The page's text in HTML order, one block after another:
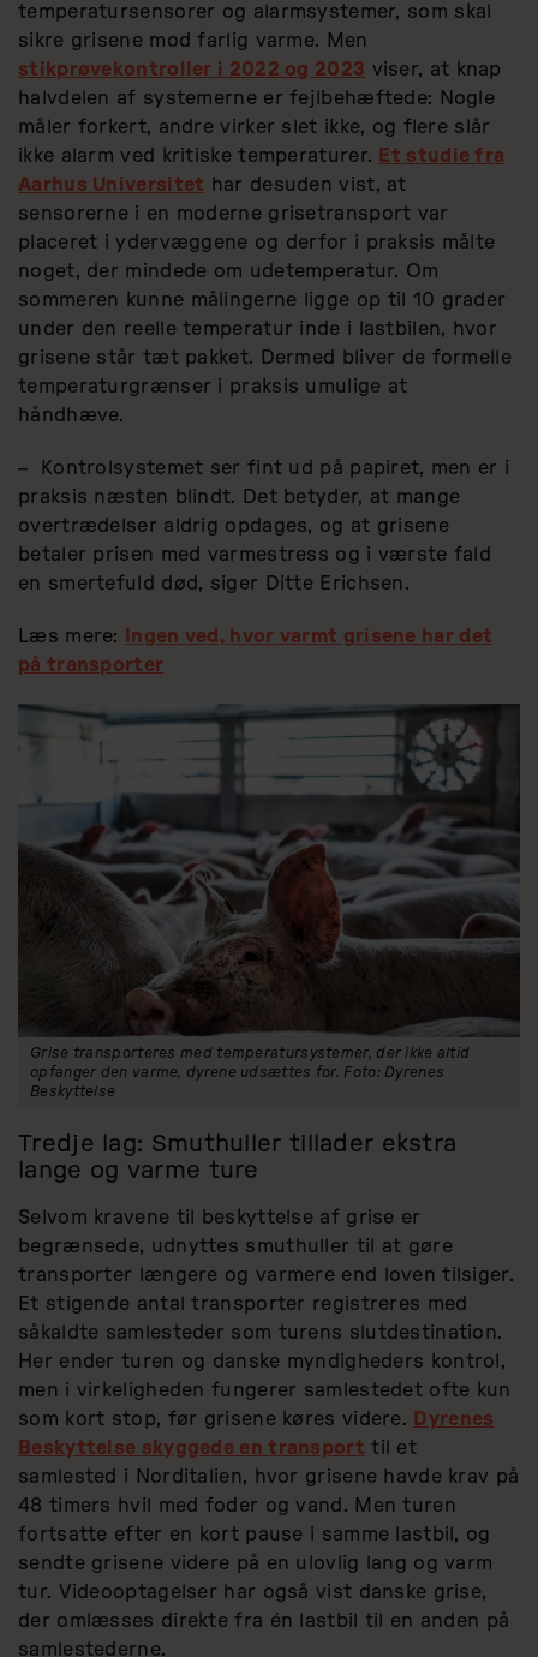
temperatursensorer og alarmsystemer, som skal
sikre grisene mod farlig varme. Men
stikprøvekontroller i 2022 og 2023 viser, at knap
halvdelen af systemerne er fejlbehæftede: Nogle
måler forkert, andre virker slet ikke, og flere slår
ikke alarm ved kritiske temperaturer.
Et studie fra
Aarhus Universitet har desuden vist, at
sensorerne i en moderne grisetransport var
placeret i ydervæggene og derfor i praksis målte
noget, der mindede om udetemperatur. Om
sommeren kunne målingerne ligge op til 10 grader
under den reelle temperatur inde i lastbilen, hvor
grisene står tæt pakket. Dermed bliver de formelle
temperaturgrænser i praksis umulige at
håndhæve.
– Kontrolsystemet ser fint ud på papiret, men er i
praksis næsten blindt. Det betyder, at mange
overtrædelser aldrig opdages, og at grisene
betaler prisen med varmestress og i værste fald
en smertefuld død, siger Ditte Erichsen.
Læs mere:
Ingen ved, hvor varmt grisene har det
på transporter
Grise transporteres med temperatursystemer, der ikke altid
opfanger den varme, dyrene udsættes for. Foto: Dyrenes
Beskyttelse
Tredje lag: Smuthuller tillader ekstra
lange og varme ture
Selvom kravene til beskyttelse af grise er
begrænsede, udnyttes smuthuller til at gøre
transporter længere og varmere end loven tilsiger.
Et stigende antal transporter registreres med
såkaldte samlesteder som turens slutdestination.
Her ender turen og danske myndigheders kontrol,
men i virkeligheden fungerer samlestedet ofte kun
som kort stop, før grisene køres videre.
Dyrenes
Beskyttelse skyggede en transport til et
samlested i Norditalien, hvor grisene havde krav på
48 timers hvil med foder og vand. Men turen
fortsatte efter en kort pause i samme lastbil, og
sendte grisene videre på en ulovlig lang og varm
tur. Videooptagelser har også vist danske grise,
der omlæsses direkte fra én lastbil til en anden på
samlestederne.